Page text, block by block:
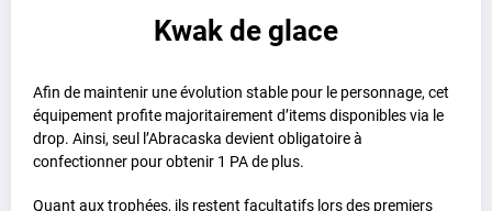
Kwak de glace
Afin de maintenir une évolution stable pour le personnage, cet
équipement profite majoritairement d’items disponibles via le
drop. Ainsi, seul l’Abracaska devient obligatoire à
confectionner pour obtenir 1 PA de plus.
Quant aux trophées, ils restent facultatifs lors des premiers